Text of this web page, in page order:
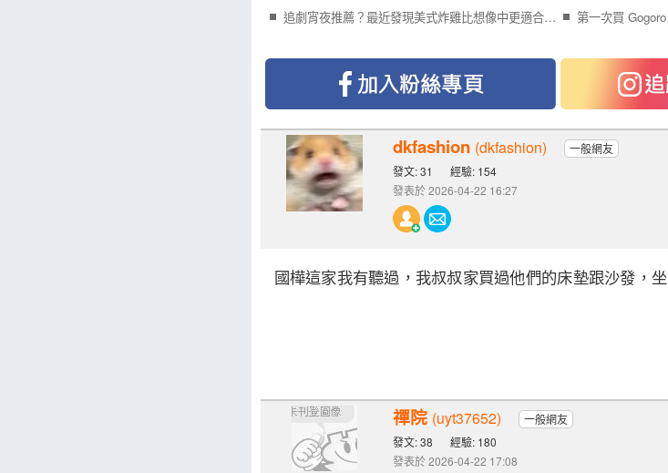
追劇宵夜推薦？最近發現美式炸雞比想像中更適合宅在家
dkfashion (dkfashion)
一般網友
發文: 31
經驗: 154
發表於 2026-04-22 16:27
國樺這家我有聽過，我叔叔家買過他們的床墊跟沙發，
禪院 (uyt37652)
一般網友
發文: 38
經驗: 180
發表於 2026-04-22 17:08